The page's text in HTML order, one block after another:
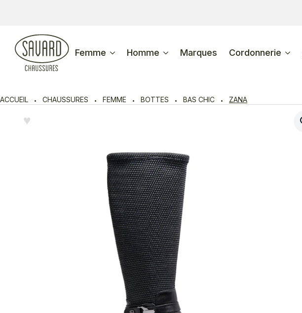
Femme Homme Marques Cordonnerie
ACCUEIL CHAUSSURES FEMME BOTTES BAS CHIC ZANA
♥︎